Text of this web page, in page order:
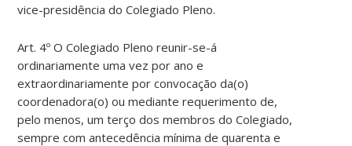
vice-presidência do Colegiado Pleno.
Art. 4º O Colegiado Pleno reunir-se-á
ordinariamente uma vez por ano e
extraordinariamente por convocação da(o)
coordenadora(o) ou mediante requerimento de,
pelo menos, um terço dos membros do Colegiado,
sempre com antecedência mínima de quarenta e